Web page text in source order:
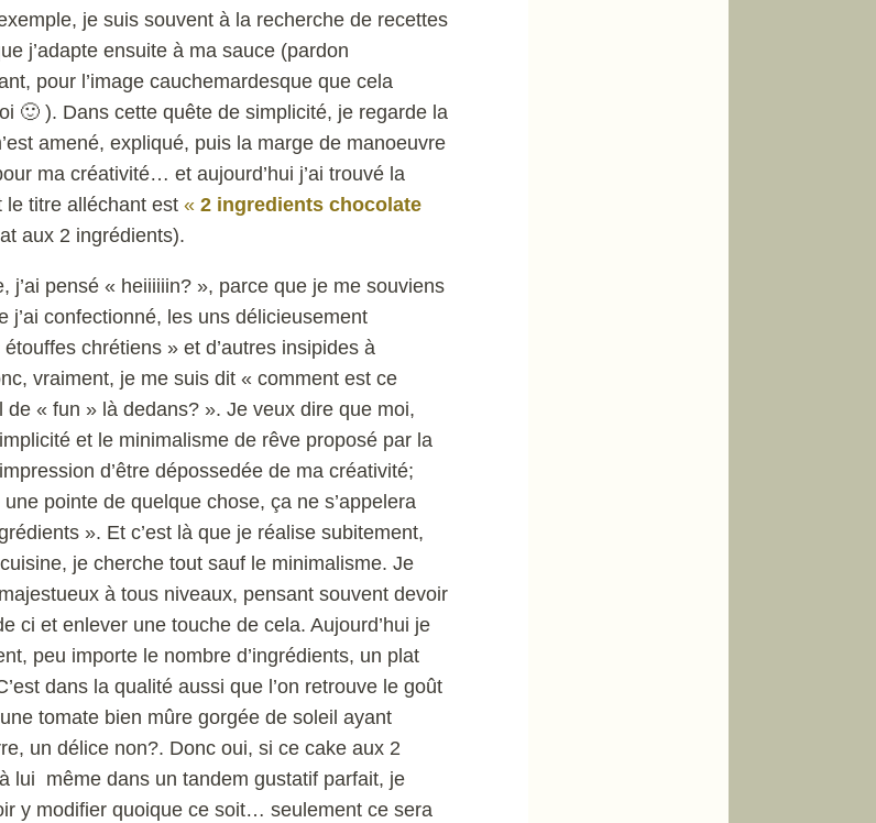
je suis souvent à la recherche de recettes
j’adapte ensuite à ma sauce (pardon
pour l’image cauchemardesque que cela
🙂 ). Dans cette quête de simplicité, je regarde la
amené, expliqué, puis la marge de manoeuvre
ma créativité… et aujourd’hui j’ai trouvé la
le titre alléchant est«2 ingredients chocolate
aux 2 ingrédients).
j’ai pensé « heiiiiiin? », parce que je me souviens
j’ai confectionné, les uns délicieusement
étouffes chrétiens » et d’autres insipides à
vraiment, je me suis dit « comment est ce
de « fun » là dedans? ». Je veux dire que moi,
et le minimalisme de rêve proposé par la
d’être dépossedée de ma créativité;
pointe de quelque chose, ça ne s’appelera
». Et c’est là que je réalise subitement,
je cherche tout sauf le minimalisme. Je
à tous niveaux, pensant souvent devoir
ci et enlever une touche de cela. Aujourd’hui je
peu importe le nombre d’ingrédients, un plat
dans la qualité aussi que l’on retrouve le goût
tomate bien mûre gorgée de soleil ayant
un délice non?. Donc oui, si ce cake aux 2
lui même dans un tandem gustatif parfait, je
y modifier quoique ce soit… seulement ce sera